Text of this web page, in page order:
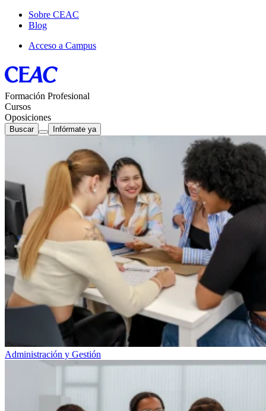
Sobre CEAC
Blog
Acceso a Campus
Formación Profesional
Cursos
Oposiciones
Buscar Infórmate ya
Administración y Gestión